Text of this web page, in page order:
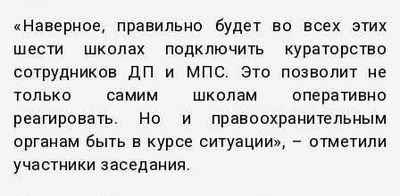
«Наверное, правильно будет во всех этих
шести школах подключить кураторство
сотрудников ДП и МПС. Это позволит не
только самим школам оперативно
реагировать. Но и правоохранительным
органам быть в курсе ситуации», – отметили
участники заседания.